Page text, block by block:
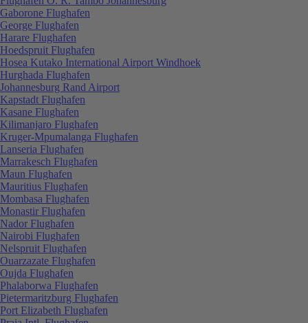
Gaborone Flughafen
George Flughafen
Harare Flughafen
Hoedspruit Flughafen
Hosea Kutako International Airport Windhoek
Hurghada Flughafen
Johannesburg Rand Airport
Kapstadt Flughafen
Kasane Flughafen
Kilimanjaro Flughafen
Kruger-Mpumalanga Flughafen
Lanseria Flughafen
Marrakesch Flughafen
Maun Flughafen
Mauritius Flughafen
Mombasa Flughafen
Monastir Flughafen
Nador Flughafen
Nairobi Flughafen
Nelspruit Flughafen
Ouarzazate Flughafen
Oujda Flughafen
Phalaborwa Flughafen
Pietermaritzburg Flughafen
Port Elizabeth Flughafen